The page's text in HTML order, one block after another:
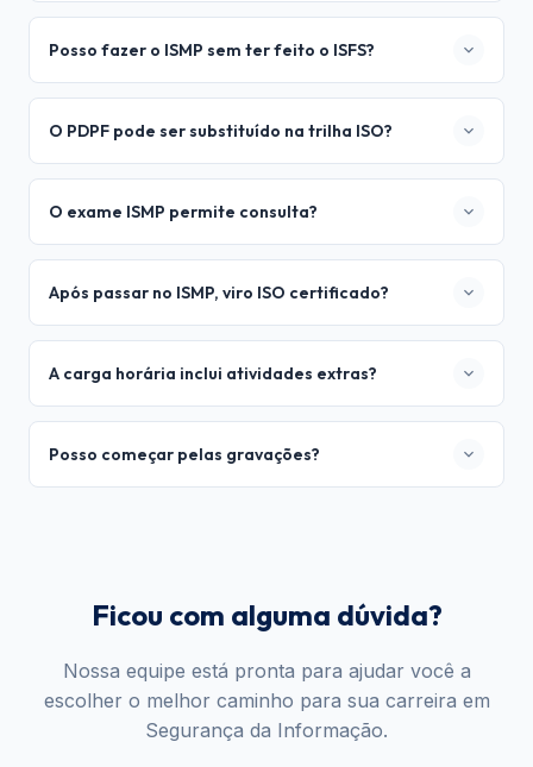
ISMP (Professional) é o nível avançado, focado na
gestão prática: gerenciamento de riscos, implementação
Posso fazer o ISMP sem ter feito o ISFS?
A TIexames reserva o direito de solicitar certificado ou
comprovação de conhecimento no nível Foundation.
O PDPF pode ser substituído na trilha ISO?
pela certificação Cyber and IT Security Foundation. No
entanto, recomendamos o PDPF por ser o mais versátil e
O exame ISMP permite consulta?
material de referência durante a prova.
Após passar no ISMP, viro ISO certificado?
ISFS + PDPF + ISMP. Se já passou nos dois primeiros e
for aprovado no ISMP, receberá automaticamente a
A carga horária inclui atividades extras?
realização de exercícios, quizzes e simulados.
Posso começar pelas gravações?
Ficou com alguma dúvida?
Nossa equipe está pronta para ajudar você a
escolher o melhor caminho para sua carreira em
Segurança da Informação.